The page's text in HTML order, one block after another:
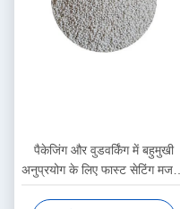
पैकेजिंग और वुडवर्किंग में बहुमुखी
अनुप्रयोग के लिए फास्ट सेटिंग मजबूत